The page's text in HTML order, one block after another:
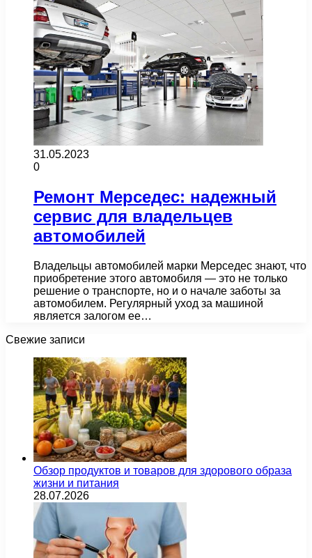
31.05.2023
0
Ремонт Мерседес: надежный
сервис для владельцев
автомобилей
Владельцы автомобилей марки Мерседес знают, что
приобретение этого автомобиля — это не только
решение о транспорте, но и о начале заботы за
автомобилем. Регулярный уход за машиной
является залогом ее…
Свежие записи
Обзор продуктов и товаров для здорового образа
жизни и питания
28.07.2026